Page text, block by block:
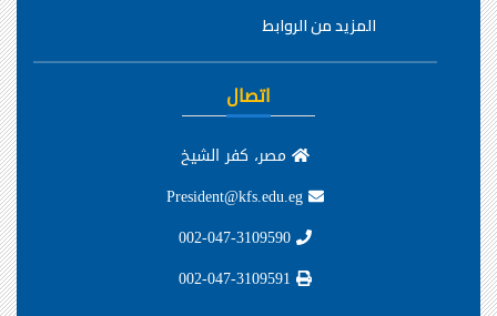
المزيد من الروابط
اتصال
مصر، كفر الشيخ